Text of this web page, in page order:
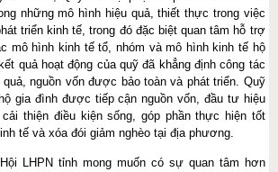
những mô hình hiệu quả, thiết thực trong việc
triển kinh tế, trong đó đặc biệt quan tâm hỗ trợ
mô hình kinh tế tổ, nhóm và mô hình kinh tế hộ
quả hoạt động của quỹ đã khẳng định công tác
nguồn vốn được bảo toàn và phát triển. Quỹ
gia đình được tiếp cận nguồn vốn, đầu tư hiệu
thiện điều kiện sống, góp phần thực hiện tốt
tế và xóa đói giảm nghèo tại địa phương.
LHPN tỉnh mong muốn có sự quan tâm hơn